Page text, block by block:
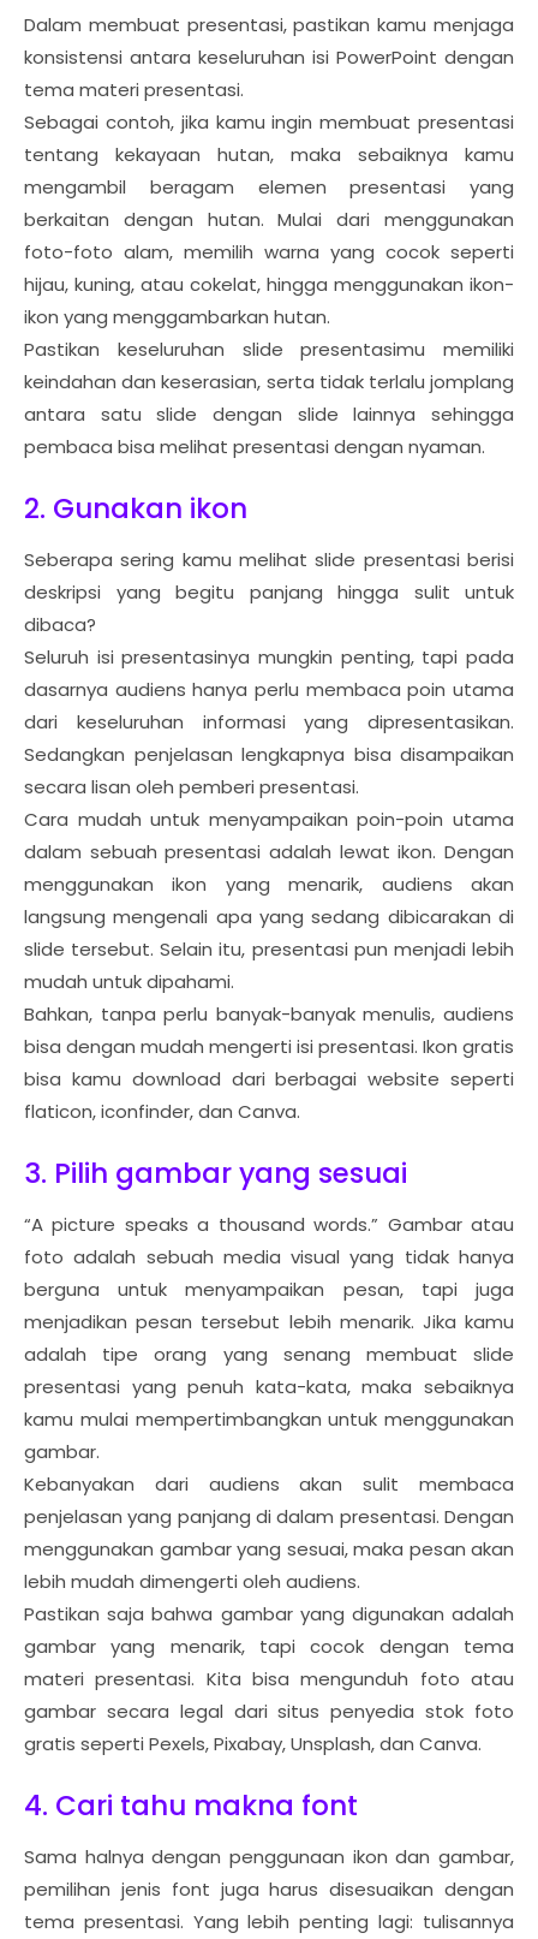
Dalam membuat presentasi, pastikan kamu menjaga
konsistensi antara keseluruhan isi PowerPoint dengan
tema materi presentasi.
Sebagai contoh, jika kamu ingin membuat presentasi
tentang kekayaan hutan, maka sebaiknya kamu
mengambil beragam elemen presentasi yang
berkaitan dengan hutan. Mulai dari menggunakan
foto-foto alam, memilih warna yang cocok seperti
hijau, kuning, atau cokelat, hingga menggunakan ikon-
ikon yang menggambarkan hutan.
Pastikan keseluruhan slide presentasimu memiliki
keindahan dan keserasian, serta tidak terlalu jomplang
antara satu slide dengan slide lainnya sehingga
pembaca bisa melihat presentasi dengan nyaman.
2. Gunakan ikon
Seberapa sering kamu melihat slide presentasi berisi
deskripsi yang begitu panjang hingga sulit untuk
dibaca?
Seluruh isi presentasinya mungkin penting, tapi pada
dasarnya audiens hanya perlu membaca poin utama
dari keseluruhan informasi yang dipresentasikan.
Sedangkan penjelasan lengkapnya bisa disampaikan
secara lisan oleh pemberi presentasi.
Cara mudah untuk menyampaikan poin-poin utama
dalam sebuah presentasi adalah lewat ikon. Dengan
menggunakan ikon yang menarik, audiens akan
langsung mengenali apa yang sedang dibicarakan di
slide tersebut. Selain itu, presentasi pun menjadi lebih
mudah untuk dipahami.
Bahkan, tanpa perlu banyak-banyak menulis, audiens
bisa dengan mudah mengerti isi presentasi. Ikon gratis
bisa kamu download dari berbagai website seperti
flaticon, iconfinder, dan Canva.
3. Pilih gambar yang sesuai
“A picture speaks a thousand words.” Gambar atau
foto adalah sebuah media visual yang tidak hanya
berguna untuk menyampaikan pesan, tapi juga
menjadikan pesan tersebut lebih menarik. Jika kamu
adalah tipe orang yang senang membuat slide
presentasi yang penuh kata-kata, maka sebaiknya
kamu mulai mempertimbangkan untuk menggunakan
gambar.
Kebanyakan dari audiens akan sulit membaca
penjelasan yang panjang di dalam presentasi. Dengan
menggunakan gambar yang sesuai, maka pesan akan
lebih mudah dimengerti oleh audiens.
Pastikan saja bahwa gambar yang digunakan adalah
gambar yang menarik, tapi cocok dengan tema
materi presentasi. Kita bisa mengunduh foto atau
gambar secara legal dari situs penyedia stok foto
gratis seperti Pexels, Pixabay, Unsplash, dan Canva.
4. Cari tahu makna font
Sama halnya dengan penggunaan ikon dan gambar,
pemilihan jenis font juga harus disesuaikan dengan
tema presentasi. Yang lebih penting lagi: tulisannya